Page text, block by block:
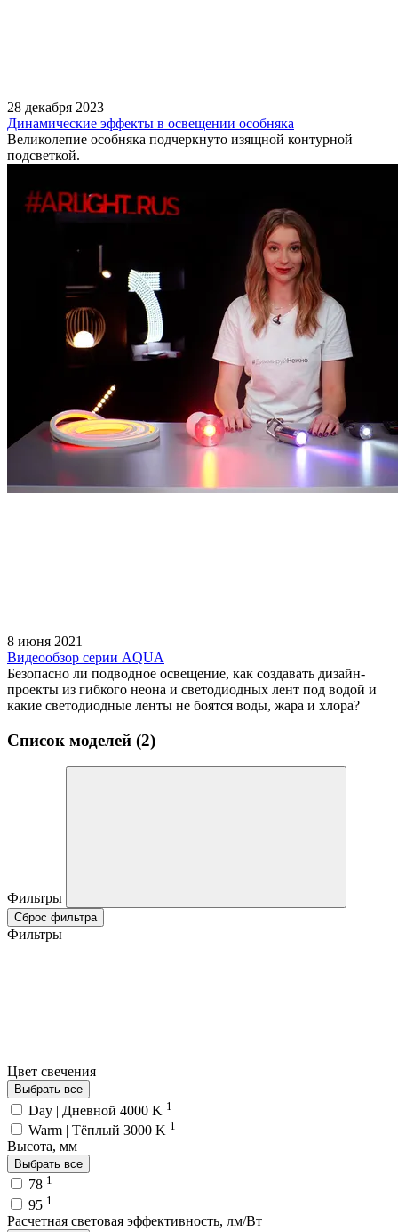
28 декабря 2023
Динамические эффекты в освещении особняка
Великолепие особняка подчеркнуто изящной контурной
подсветкой.
8 июня 2021
Видеообзор серии AQUA
Безопасно ли подводное освещение, как создавать дизайн-
проекты из гибкого неона и светодиодных лент под водой и
какие светодиодные ленты не боятся воды, жара и хлора?
Список моделей (2)
Фильтры
Сброс фильтра
Фильтры
Цвет свечения
Выбрать все
Day | Дневной 4000 K 1
Warm | Тёплый 3000 K 1
Высота, мм
Выбрать все
78 1
95 1
Расчетная световая эффективность, лм/Вт